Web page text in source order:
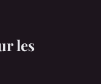
les